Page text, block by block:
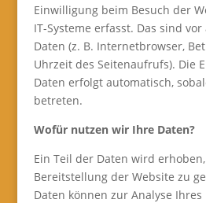
Einwilligung beim Besuch der
IT-Systeme erfasst. Das sind
Daten (z. B. Internetbrowser,
Uhrzeit des Seitenaufrufs). Die
Daten erfolgt automatisch,
betreten.
Wofür nutzen wir Ihre Daten?
Ein Teil der Daten wird
Bereitstellung der Website zu
Daten können zur Analyse